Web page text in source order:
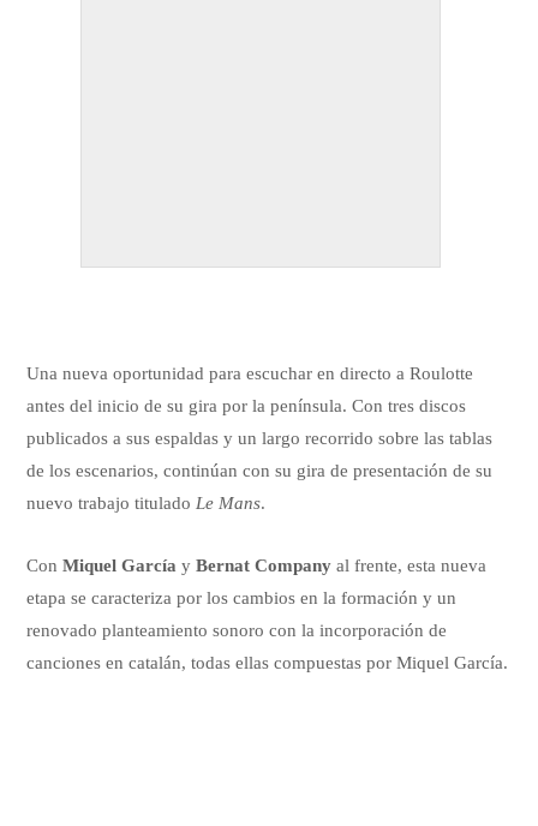
Una nueva oportunidad para escuchar en directo a Roulotte
antes del inicio de su gira por la península. Con tres discos
publicados a sus espaldas y un largo recorrido sobre las tablas
de los escenarios, continúan con su gira de presentación de su
nuevo trabajo titulado Le Mans.
ConMiquel García yBernat Company al frente, esta nueva
etapa se caracteriza por los cambios en la formación y un
renovado planteamiento sonoro con la incorporación de
canciones en catalán, todas ellas compuestas por Miquel García.